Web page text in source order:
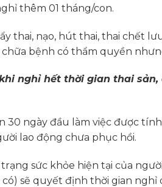
thêm 01 tháng/con.
thai, nạo, hút thai, thai chết
chữa bệnh có thẩm quyền
khi nghỉ hết thời gian thai
30 ngày đầu làm việc được
lao động chưa phục hồi.
sức khỏe hiện tại của
có) sẽ quyết định thời gian nghỉ